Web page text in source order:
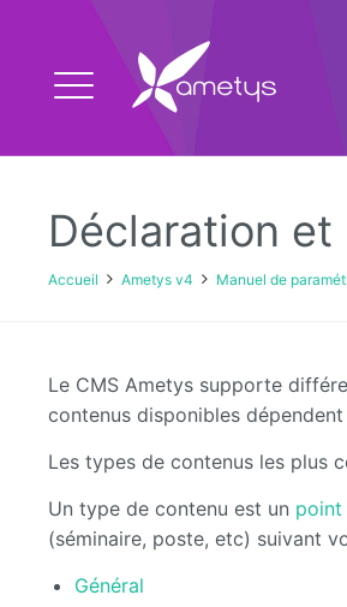
Déclaration
Accueil Ametys v4 Manuel de
Le CMS Ametys supporte
contenus disponibles
Les types de contenus les plus
Un type de contenu est un point
(séminaire, poste, etc) suivant
Général